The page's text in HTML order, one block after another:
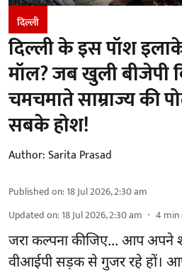
दिल्ली
दिल्ली के इस पॉश
मॉल? जब खुली बीजेपी
चमचमाते साम्राज्य की
सबके होश!
Author:Sarita Prasad
Published on:18 Jul 2026, 2:30 am
Updated on:18 Jul 2026, 2:30 am 4 min
जरा कल्पना कीजिए... आप अपने
वीआईपी सड़क से गुजर रहे हों।